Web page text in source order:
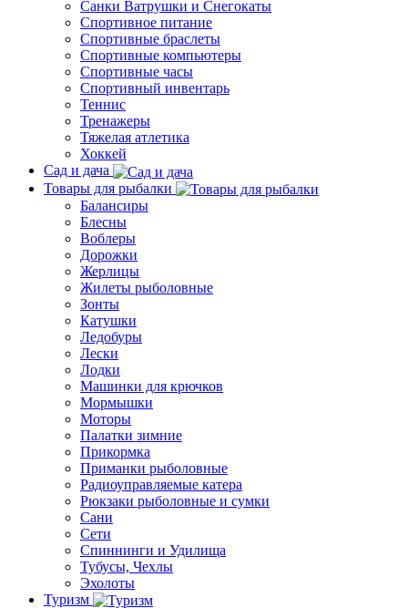
Санки Ватрушки и Снегокаты
Спортивное питание
Спортивные браслеты
Спортивные компьютеры
Спортивные часы
Спортивный инвентарь
Теннис
Тренажеры
Тяжелая атлетика
Хоккей
Сад и дача
Товары для рыбалки
Балансиры
Блесны
Воблеры
Дорожки
Жерлицы
Жилеты рыболовные
Зонты
Катушки
Ледобуры
Лески
Лодки
Машинки для крючков
Мормышки
Моторы
Палатки зимние
Прикормка
Приманки рыболовные
Радиоуправляемые катера
Рюкзаки рыболовные и сумки
Сани
Сети
Спиннинги и Удилища
Тубусы, Чехлы
Эхолоты
Туризм